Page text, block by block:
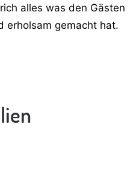
alles was den Gästen
erholsam gemacht hat.